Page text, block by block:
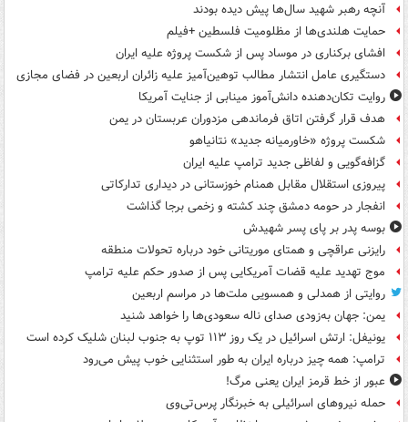
آنچه رهبر شهید سال‌ها پیش دیده بودند
حمایت هلندی‌ها از مظلومیت فلسطین +فیلم
افشای برکناری در موساد پس از شکست پروژه علیه ایران
دستگیری عامل انتشار مطالب توهین‌آمیز علیه زائران اربعین در فضای مجازی
روایت تکان‌دهنده دانش‌آموز مینابی از جنایت آمریکا
هدف قرار گرفتن اتاق‌ فرماندهی مزدوران عربستان در یمن
شکست پروژه «خاورمیانه جدید» نتانیاهو
گزافه‌گویی و لفاظی جدید ترامپ علیه ایران
پیروزی استقلال مقابل همنام خوزستانی در دیداری تدارکاتی
انفجار در حومه دمشق چند کشته و زخمی برجا گذاشت
بوسه‌ پدر بر پای پسر شهیدش
رایزنی عراقچی و همتای موریتانی خود درباره تحولات منطقه
موج تهدید علیه قضات آمریکایی پس از صدور حکم علیه ترامپ
روایتی از همدلی و همسویی ملت‌ها در مراسم اربعین
یمن: جهان به‌زودی صدای ناله سعودی‌ها را خواهد شنید
یونیفل: ارتش اسرائیل در یک روز ۱۱۳ توپ به جنوب لبنان شلیک کرده است
ترامپ: همه چیز درباره ایران به طور استثنایی خوب پیش می‌رود
عبور از خط قرمز ایران یعنی مرگ!
حمله نیروهای اسرائیلی به خبرنگار پرس‌تی‌وی